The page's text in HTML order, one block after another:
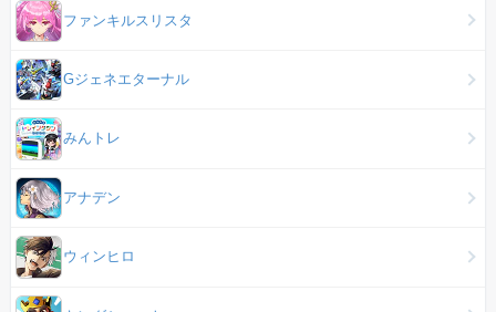
ファンキルスリスタ
Gジェネエターナル
みんトレ
アナデン
ウィンヒロ